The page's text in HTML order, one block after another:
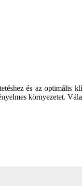
és az optimális
környezetet.